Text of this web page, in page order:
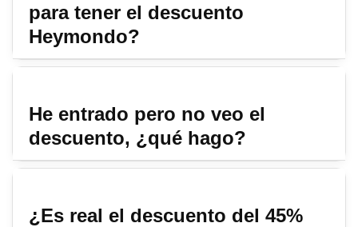
para tener el descuento
Heymondo?
He entrado pero no veo el
descuento, ¿qué hago?
¿Es real el descuento del 45%